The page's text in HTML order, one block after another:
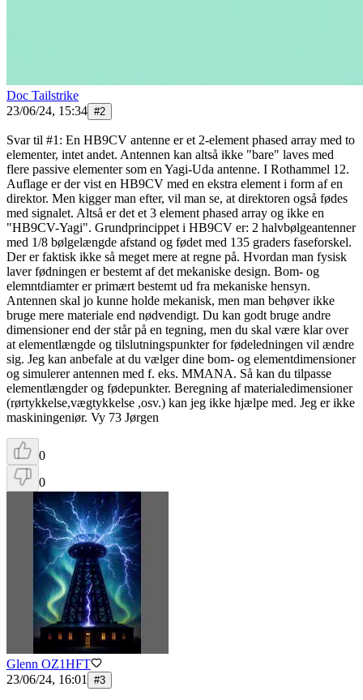
Doc Tailstrike
23/06/24, 15:34 #2
Svar til #1: En HB9CV antenne er et 2-element phased array med to
elementer, intet andet. Antennen kan altså ikke "bare" laves med
flere passive elementer som en Yagi-Uda antenne. I Rothammel 12.
Auflage er der vist en HB9CV med en ekstra element i form af en
direktor. Men kigger man efter, vil man se, at direktoren også fødes
med signalet. Altså er det et 3 element phased array og ikke en
"HB9CV-Yagi". Grundprincippet i HB9CV er: 2 halvbølgeantenner
med 1/8 bølgelængde afstand og fødet med 135 graders faseforskel.
Der er faktisk ikke så meget mere at regne på. Hvordan man fysisk
laver fødningen er bestemt af det mekaniske design. Bom- og
elemntdiamter er primært bestemt ud fra mekaniske hensyn.
Antennen skal jo kunne holde mekanisk, men man behøver ikke
bruge mere materiale end nødvendigt. Du kan godt bruge andre
dimensioner end der står på en tegning, men du skal være klar over
at elementlængde og tilslutningspunkter for fødeledningen vil ændre
sig. Jeg kan anbefale at du vælger dine bom- og elementdimensioner
og simulerer antennen med f. eks. MMANA. Så kan du tilpasse
elementlængder og fødepunkter. Beregning af materialedimensioner
(rørtykkelse,vægtykkelse ,osv.) kan jeg ikke hjælpe med. Jeg er ikke
maskiningeniør. Vy 73 Jørgen
0
0
Glenn OZ1HFT
23/06/24, 16:01
#3